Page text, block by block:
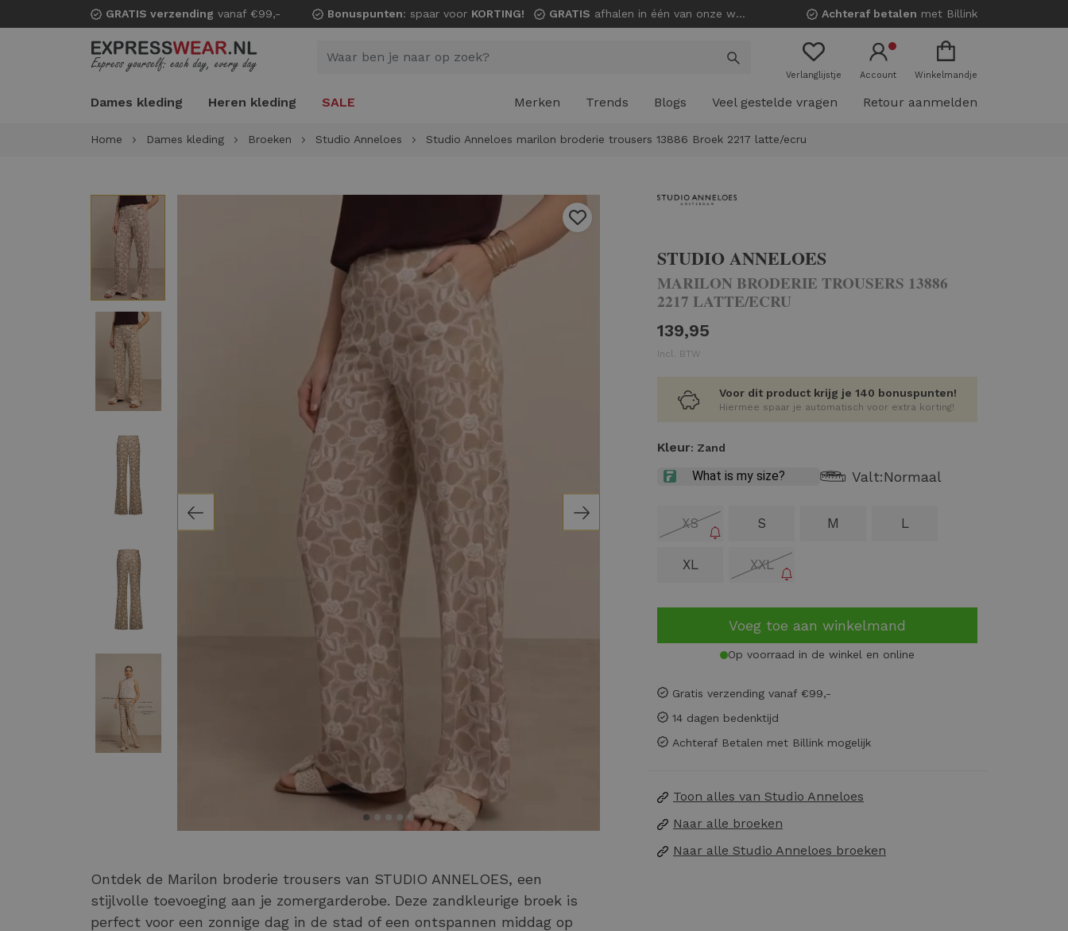
GRATIS verzending vanaf €99,- Bonuspunten: spaar voor KORTING! GRATIS afhalen in één van onze winkels! Achteraf betalen met Billink
Verlanglijstje Account Winkelmandje
Dames kleding Heren kleding SALE Merken Trends Blogs Veel gestelde vragen Retour aanmelden
Home Dames kleding Broeken Studio Anneloes Studio Anneloes marilon broderie trousers 13886 Broek 2217 latte/ecru
Ontdek de Marilon broderie trousers van STUDIO ANNELOES, een
stijlvolle toevoeging aan je zomergarderobe. Deze zandkleurige broek is
perfect voor een zonnige dag in de stad of een ontspannen middag op
STUDIO ANNELOES
MARILON BRODERIE TROUSERS 13886
2217 LATTE/ECRU
139,95
Incl. BTW
Voor dit product krijg je 140 bonuspunten!
Hiermee spaar je automatisch voor extra korting!
Kleur: Zand
Valt:Normaal
XS S M L
XL XXL
Voeg toe aan winkelmand
Op voorraad in de winkel en online
Gratis verzending vanaf €99,-
14 dagen bedenktijd
Achteraf Betalen met Billink mogelijk
Toon alles van Studio Anneloes
Naar alle broeken
Naar alle Studio Anneloes broeken